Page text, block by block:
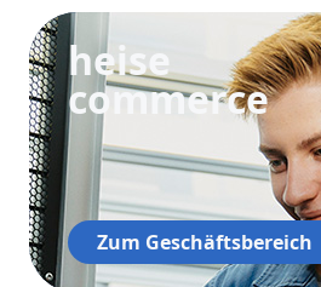
heise
commerce
Zum Geschäftsbereich